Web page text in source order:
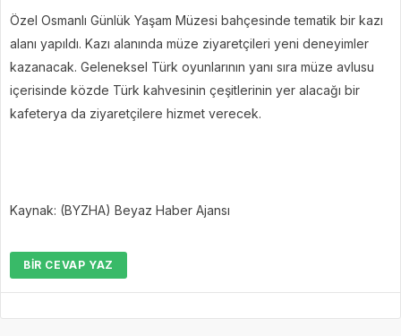
Özel Osmanlı Günlük Yaşam Müzesi bahçesinde tematik bir kazı
alanı yapıldı. Kazı alanında müze ziyaretçileri yeni deneyimler
kazanacak. Geleneksel Türk oyunlarının yanı sıra müze avlusu
içerisinde közde Türk kahvesinin çeşitlerinin yer alacağı bir
kafeterya da ziyaretçilere hizmet verecek.
Kaynak: (BYZHA) Beyaz Haber Ajansı
BIR CEVAP YAZ